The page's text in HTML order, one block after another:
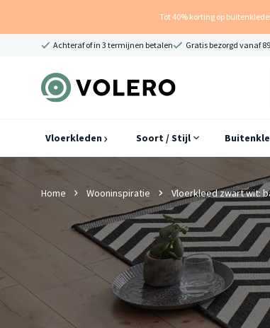
Tot 40% korting op
Achteraf of in 3 termijnen betalen Gratis bezorgd vanaf
Vloerkleden Soort / Stijl
Home Wooninspiratie Vloerkleed zwart wit: